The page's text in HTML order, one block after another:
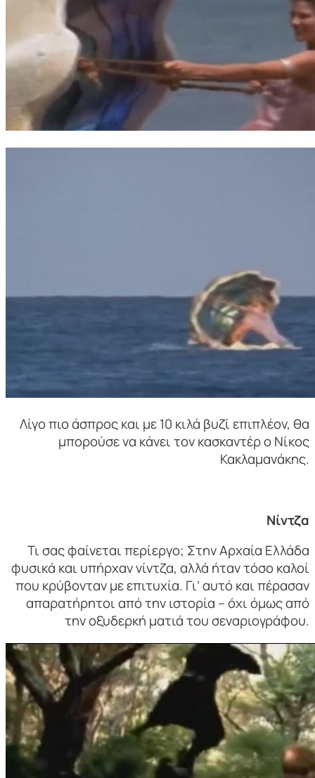
Λίγο πιο άσπρος και με 10 κιλά βυζί επιπλέον, θα
μπορούσε να κάνει τον κασκαντέρ ο Νίκος
Κακλαμανάκης.
Νίντζα
Τι σας φαίνεται περίεργο; Στην Αρχαία Ελλάδα
φυσικά και υπήρχαν νίντζα, αλλά ήταν τόσο καλοί
που κρύβονταν με επιτυχία. Γι’ αυτό και πέρασαν
απαρατήρητοι από την ιστορία – όχι όμως από
την οξυδερκή ματιά του σεναριογράφου.